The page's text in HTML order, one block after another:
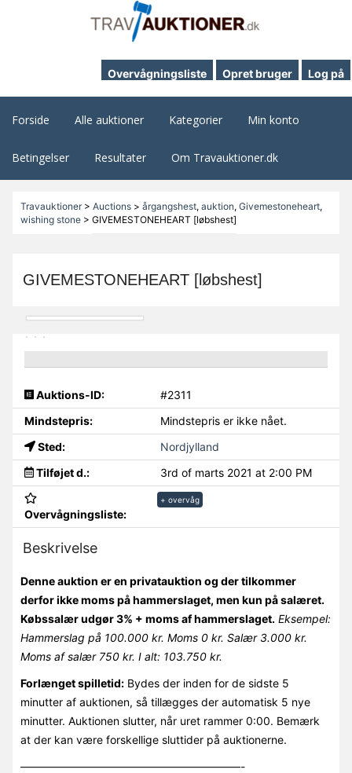
Overvågningsliste Opret bruger Log på
Forside Alle auktioner Kategorier Min konto
Betingelser Resultater Om Travauktioner.dk
Travauktioner> Auctions> årgangshest, auktion, Givemestoneheart,
wishing stone> GIVEMESTONEHEART [løbshest]
GIVEMESTONEHEART [løbshest]
Auktions-ID:
#2311
Mindstepris:
Mindstepris er ikke nået.
Sted:
Nordjylland
Tilføjet d.:
3rd of marts 2021 at 2:00 PM
Overvågningsliste:
+ overvåg
Beskrivelse
Denne auktion er en privatauktion og der tilkommer
derfor ikke moms på hammerslaget, men kun på salæret.
Købssalær udgør 3% + moms af hammerslaget. Eksempel:
Hammerslag på 100.000 kr. Moms 0 kr. Salær 3.000 kr.
Moms af salær 750 kr. I alt: 103.750 kr.
Forlænget spilletid:Bydes der inden for de sidste 5
minutter af auktionen, så tillægges der automatisk 5 nye
minutter. Auktionen slutter, når uret rammer 0:00. Bemærk
at der kan være forskellige sluttider på auktionerne.
————————————————————-